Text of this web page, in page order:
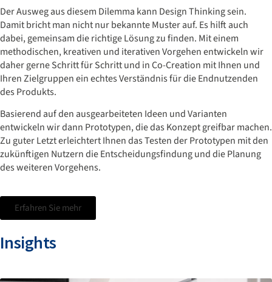
Der Ausweg aus diesem Dilemma kann Design Thinking sein.
Damit bricht man nicht nur bekannte Muster auf. Es hilft auch
dabei, gemeinsam die richtige Lösung zu finden. Mit einem
methodischen, kreativen und iterativen Vorgehen entwickeln wir
daher gerne Schritt für Schritt und in Co-Creation mit Ihnen und
Ihren Zielgruppen ein echtes Verständnis für die Endnutzenden
des Produkts.
Basierend auf den ausgearbeiteten Ideen und Varianten
entwickeln wir dann Prototypen, die das Konzept greifbar machen.
Zu guter Letzt erleichtert Ihnen das Testen der Prototypen mit den
zukünftigen Nutzern die Entscheidungsfindung und die Planung
des weiteren Vorgehens.
Erfahren Sie mehr
Insights